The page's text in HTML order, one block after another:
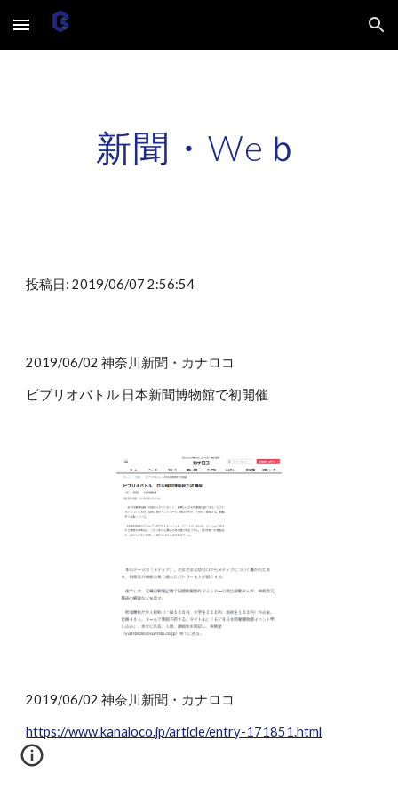
Skip to main content Skip to navigation
新聞・Weｂ
投稿日: 2019/06/07 2:56:54
2019/06/02 神奈川新聞・カナロコ
ビブリオバトル 日本新聞博物館で初開催
2019/06/02 神奈川新聞・カナロコ
https://www.kanaloco.jp/article/entry-171851.html